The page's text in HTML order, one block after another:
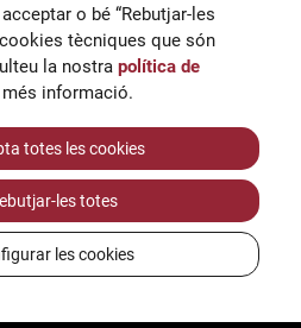
de Privacitat
o bé “Rebutjar-les
tècniques que són
la nostra política de
informació.
totes les cookies
les totes
les cookies